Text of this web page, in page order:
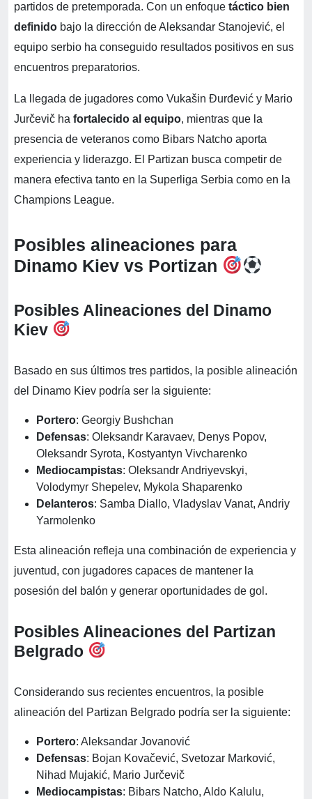
partidos de pretemporada. Con un enfoque táctico bien
definido bajo la dirección de Aleksandar Stanojević, el
equipo serbio ha conseguido resultados positivos en sus
encuentros preparatorios.
La llegada de jugadores como Vukašin Đurđević y Mario
Jurčevič ha fortalecido al equipo, mientras que la
presencia de veteranos como Bibars Natcho aporta
experiencia y liderazgo. El Partizan busca competir de
manera efectiva tanto en la Superliga Serbia como en la
Champions League.
Posibles alineaciones para
Dinamo Kiev vs Portizan
Posibles Alineaciones del Dinamo
Kiev
Basado en sus últimos tres partidos, la posible alineación
del Dinamo Kiev podría ser la siguiente:
Portero: Georgiy Bushchan
Defensas: Oleksandr Karavaev, Denys Popov,
Oleksandr Syrota, Kostyantyn Vivcharenko
Mediocampistas: Oleksandr Andriyevskyi,
Volodymyr Shepelev, Mykola Shaparenko
Delanteros: Samba Diallo, Vladyslav Vanat, Andriy
Yarmolenko
Esta alineación refleja una combinación de experiencia y
juventud, con jugadores capaces de mantener la
posesión del balón y generar oportunidades de gol.
Posibles Alineaciones del Partizan
Belgrado
Considerando sus recientes encuentros, la posible
alineación del Partizan Belgrado podría ser la siguiente:
Portero: Aleksandar Jovanović
Defensas: Bojan Kovačević, Svetozar Marković,
Nihad Mujakić, Mario Jurčevič
Mediocampistas: Bibars Natcho, Aldo Kalulu,